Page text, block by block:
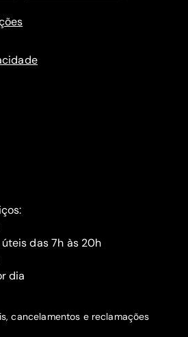
das 7h às 20h
dia
cancelamentos e reclamações